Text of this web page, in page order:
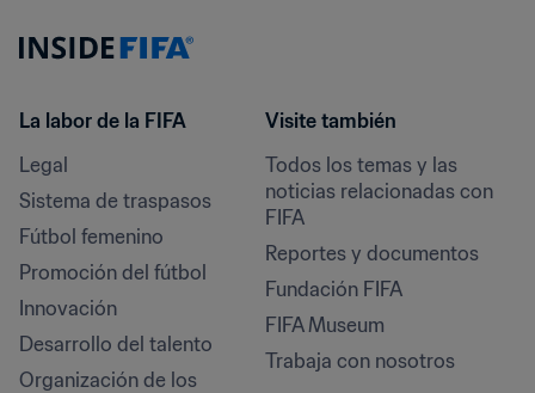
La labor de la FIFA
Legal
Sistema de traspasos
Fútbol femenino
Promoción del fútbol
Innovación
Desarrollo del talento
Organización de los
Visite también
Todos los temas y las
noticias relacionadas con
FIFA
Reportes y documentos
Fundación FIFA
FIFA Museum
Trabaja con nosotros